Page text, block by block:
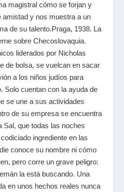
magistral cómo se forjan y
y nos muestra a un
de su talento.Praga, 1938. La
sobre Checoslovaquia.
liderados por Nicholas
de bolsa, se vuelcan en sacar
a los niños judíos para
Solo cuentan con la ayuda de
se une a sus actividades
de su empresa se encuentra
Sal, que todas las noches
ingrediente en las
conoce su nombre ni cómo
pero corre un grave peligro:
la está buscando. Una
en unos hechos reales nunca